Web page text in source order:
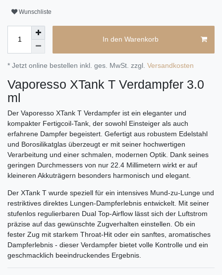
Wunschliste
In den Warenkorb
* Jetzt online bestellen inkl. ges. MwSt. zzgl. Versandkosten
Vaporesso XTank T Verdampfer 3.0
ml
Der Vaporesso XTank T Verdampfer ist ein eleganter und
kompakter Fertigcoil-Tank, der sowohl Einsteiger als auch
erfahrene Dampfer begeistert. Gefertigt aus robustem Edelstahl
und Borosilikatglas überzeugt er mit seiner hochwertigen
Verarbeitung und einer schmalen, modernen Optik. Dank seines
geringen Durchmessers von nur 22.4 Millimetern wirkt er auf
kleineren Akkuträgern besonders harmonisch und elegant.
Der XTank T wurde speziell für ein intensives Mund-zu-Lunge und
restriktives direktes Lungen-Dampferlebnis entwickelt. Mit seiner
stufenlos regulierbaren Dual Top-Airflow lässt sich der Luftstrom
präzise auf das gewünschte Zugverhalten einstellen. Ob ein
fester Zug mit starkem Throat-Hit oder ein sanftes, aromatisches
Dampferlebnis - dieser Verdampfer bietet volle Kontrolle und ein
geschmacklich beeindruckendes Ergebnis.